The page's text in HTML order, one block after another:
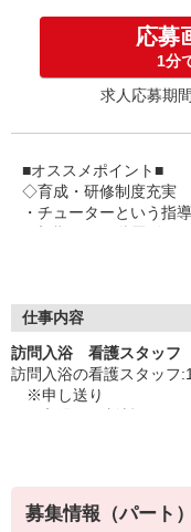
応募
1分
求人応募期
■オススメポイント■
◇育成・研修制度充実
・チューターという指
・キャリアアップ支援
・ツクイ独自の福祉厚
・子育て支援の福利厚
・スタッフ何でも相談
口あり
◇頑張った分、スタッ
・パートは特別手当の
仕事内容
訪問入浴 看護スタッフ
訪問入浴の看護スタッフ
※申し送り
※脱衣、移動介助、洗
※移動介助後、着衣
※必要に応じた医療処
募集情報（パート）